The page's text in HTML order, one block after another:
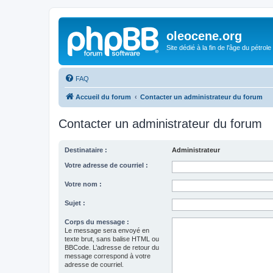
oleocene.org
Site dédié à la fin de l'âge du pétrole
FAQ
Accueil du forum Contacter un administrateur du forum
Contacter un administrateur du forum
Destinataire : Administrateur
Votre adresse de courriel :
Votre nom :
Sujet :
Corps du message :
Le message sera envoyé en
texte brut, sans balise HTML ou
BBCode. L’adresse de retour du
message correspond à votre
adresse de courriel.